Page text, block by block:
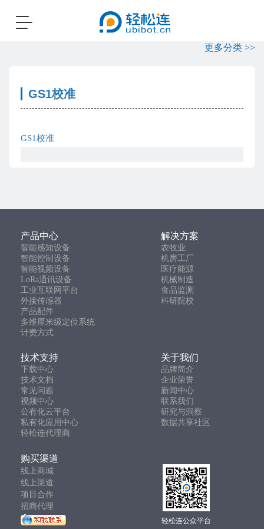
Toggle
更多分类 >>
GS1校准
GS1校准
产品中心 解决方案
智能感知设备
农牧业
智能控制设备
机房工厂
智能视频设备
医疗能源
LoRa通讯设备
机械制造
工业互联网平台
食品监测
外接传感器
科研院校
产品配件
多维厘米级定位系统
计费方式
技术支持 关于我们
下载中心
品牌简介
技术文档
企业荣誉
常见问题
新闻中心
视频中心
联系我们
公有化云平台
研究与洞察
私有化应用中心
数据共享社区
轻松连代理商
购买渠道
线上商城
线上渠道
项目合作
招商代理
轻松连公众平台